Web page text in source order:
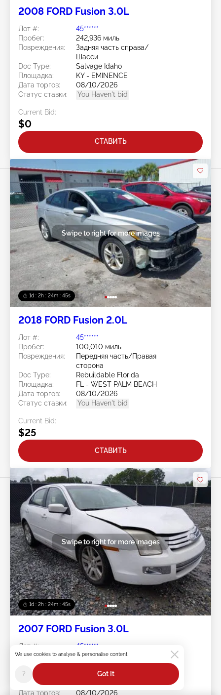
2008 FORD Fusion 3.0L
Лот #:
45******
Пробег:
242,936 миль
Повреждения:
Задняя часть справа/
Шасси
Doc Type:
Salvage Idaho
Площадка:
KY - EMINENCE
Дата торгов:
08/10/2026
Статус ставки:
You Haven't bid
Current Bid:
$0
СТАВИТЬ
1d : 2h : 24m : 42s
Swipe to right for more images
2018 FORD Fusion 2.0L
Лот #:
45******
Пробег:
100,010 миль
Повреждения:
Передняя часть/Правая
сторона
Doc Type:
Rebuildable Florida
Площадка:
FL - WEST PALM BEACH
Дата торгов:
08/10/2026
Статус ставки:
You Haven't bid
Current Bid:
$25
СТАВИТЬ
1d : 2h : 24m : 42s
Swipe to right for more images
2007 FORD Fusion 3.0L
Лот #:
45******
Пробег:
192,802 миль
Повреждения:
Передняя часть
Doc Type:
Salvage Georgia
Площадка:
GA - MACON
Дата торгов:
08/10/2026
We use cookies to analyse & personalise content
? Got It